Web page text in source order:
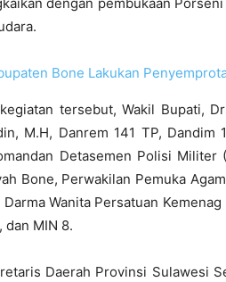
Bone Lakukan
tersebut, Wakil Bupati,
M.H, Danrem 141 TP,
Detasemen Polisi Militer
Bone, Perwakilan Pemuka
Wanita Persatuan
dan MIN 8.
Daerah Provinsi Sulawesi